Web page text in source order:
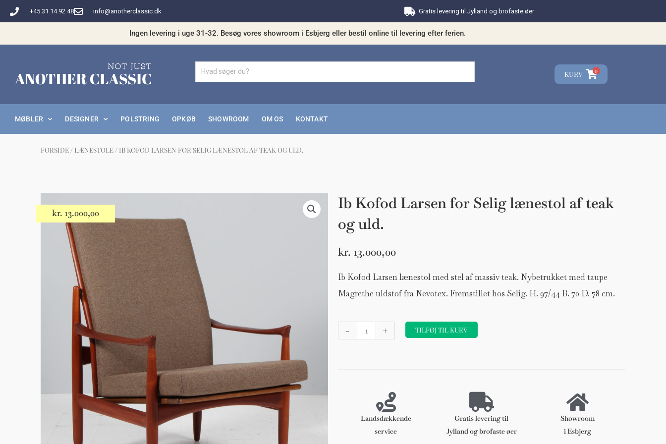
+45 31 14 92 48 info@anotherclassic.dk Gratis levering til Jylland og brofaste øer
Ingen levering i uge 31-32. Besøg vores showroom i Esbjerg eller bestil online til levering efter ferien.
KURV 0
MØBLER DESIGNER POLSTRING OPKØB SHOWROOM OM OS KONTAKT
FORSIDE / LÆNESTOLE / IB KOFOD LARSEN FOR SELIG LÆNESTOL AF TEAK OG ULD.
Måske kunne nogle af disse produkter have din interesse?
Sko til Arne Jacobsen stole
Stole
DKK 100,00
kr. 13.000,00
Ib Kofod Larsen for Selig lænestol af teak
og uld.
kr. 13.000,00
Ib Kofod Larsen lænestol med stel af massiv teak. Nybetrukket med taupe
Magrethe uldstof fra Nevotex. Fremstillet hos Selig. H. 97/44 B. 70 D. 78 cm.
-
Kofod
+ TILFØJ TIL KURV
Landsdækkende
service
Gratis levering til
Jylland og brofaste øer
Showroom
i Esbjerg